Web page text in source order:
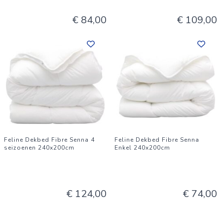
€ 84,00 € 109,00
Feline Dekbed Fibre Senna 4
seizoenen 240x200cm
€ 124,00
Feline Dekbed Fibre Senna
Enkel 240x200cm
€ 74,00